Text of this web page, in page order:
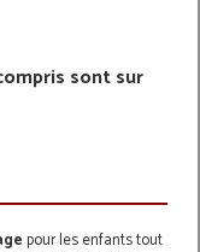
sont sur
pour les enfants tout